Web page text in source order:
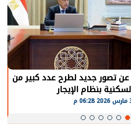
الأنشطة في قطاع الطاقة
معدلات الإنتاج الطبيعية